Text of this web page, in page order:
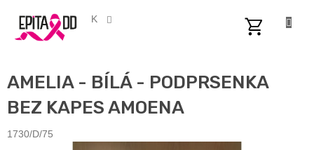
obsah
CZK
AMELIA - BÍLÁ - PODPRSENKA
BEZ KAPES AMOENA
1730/D/75